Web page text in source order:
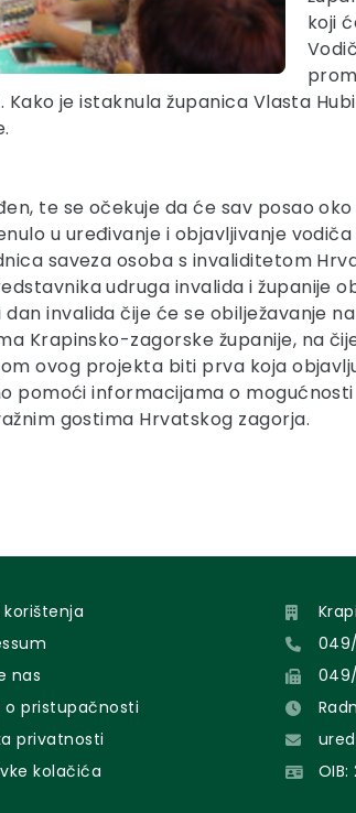
koji
je istaknula županica Vlasta
te se očekuje da će sav posao
u uređivanje i objavljivanje
saveza osoba s invaliditetom
udruga invalida i županije
invalida čije će se obilježavanje
Krapinsko-zagorske županije, na
ovog projekta biti prva koja
pomoći informacijama o
gostima Hrvatskog zagorja.
korištenja
nas
o pristupačnosti
privatnosti
kolačića
049/